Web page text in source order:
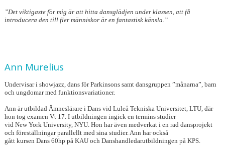
”Det viktigaste för mig är att hitta dansglädjen under klassen, att få
introducera den till fler människor är en fantastisk känsla.”
Ann Murelius
Undervisar i showjazz, dans för Parkinsons samt dansgruppen ”månarna”, barn
och ungdomar med funktionsvariationer.
Ann är utbildad Ämneslärare i Dans vid Luleå Tekniska Universitet, LTU, där
hon tog examen Vt 17. I utbildningen ingick en termins studier
vid New York University, NYU. Hon har även medverkat i en rad dansprojekt
och föreställningar parallellt med sina studier. Ann har också
gått kursen Dans 60hp på KAU och Danshandledarutbildningen på KPS.